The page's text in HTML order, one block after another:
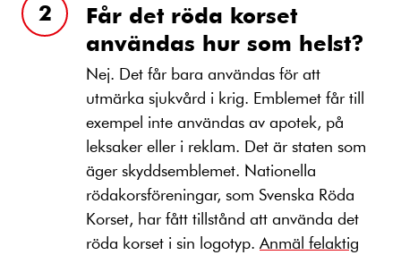
Får det röda korset
användas hur som helst?
Nej. Det får bara användas för att
utmärka sjukvård i krig. Emblemet får till
exempel inte användas av apotek, på
leksaker eller i reklam. Det är staten som
äger skyddsemblemet. Nationella
rödakorsföreningar, som Svenska Röda
Korset, har fått tillstånd att använda det
röda korset i sin logotyp. Anmäl felaktig